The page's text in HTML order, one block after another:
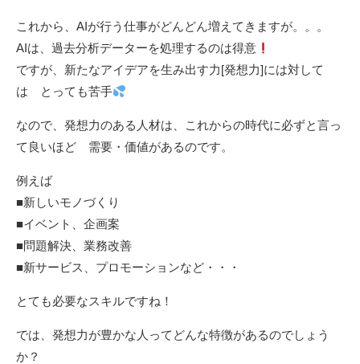
これから、AIが行う仕事がどんどん増えてきますが。。。
AIは、過去分析データーを処理するのは得意
ですが、新たなアイデアを生み出す力[発想力]には対して
は とっても苦手
なので、発想力のある人材は、これからの時代に必ずと言っ
て良いほど 需要・価値があるのです。
例えば
■新しいモノづくり
■イベント、企画案
■問題解決、業務改善
■新サービス、プロモーションなど・・・
とても必要なスキルですね！
では、発想力が豊かな人ってどんな特徴があるのでしょう
か？